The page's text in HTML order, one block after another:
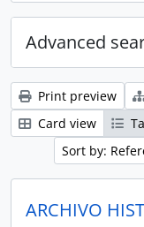
Advanced
Print preview
Card view
Sort by:
ARCHIVO